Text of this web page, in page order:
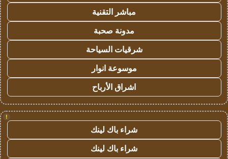
مباشر التقنية
مدونة صحبة
شرقيات السياحة
موسوعة انوار
اشراق الأرباح
!
شراء باك لينك
شراء باك لينك